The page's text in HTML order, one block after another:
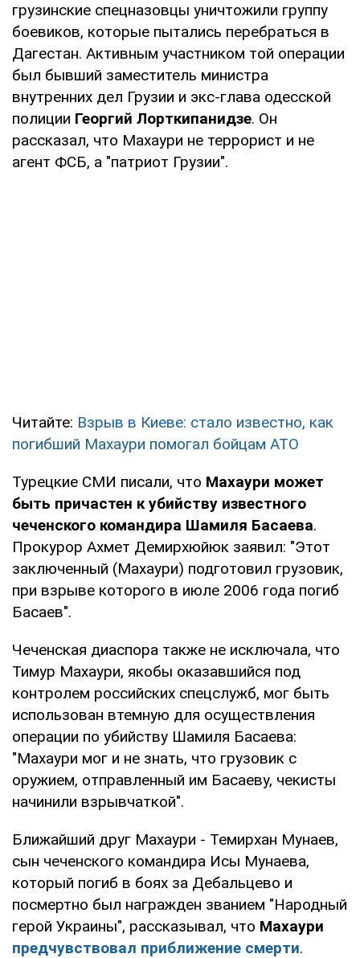
грузинские спецназовцы уничтожили группу
боевиков, которые пытались перебраться в
Дагестан. Активным участником той операции
был бывший заместитель министра
внутренних дел Грузии и экс-глава одесской
полиции Георгий Лорткипанидзе. Он
рассказал, что Махаури не террорист и не
агент ФСБ, а "патриот Грузии".
Читайте: Взрыв в Киеве: стало известно, как
погибший Махаури помогал бойцам АТО
Турецкие СМИ писали, что Махаури может
быть причастен к убийству известного
чеченского командира Шамиля Басаева.
Прокурор Ахмет Демирхюйюк заявил: "Этот
заключенный (Махаури) подготовил грузовик,
при взрыве которого в июле 2006 года погиб
Басаев".
Чеченская диаспора также не исключала, что
Тимур Махаури, якобы оказавшийся под
контролем российских спецслужб, мог быть
использован втемную для осуществления
операции по убийству Шамиля Басаева:
"Махаури мог и не знать, что грузовик с
оружием, отправленный им Басаеву, чекисты
начинили взрывчаткой".
Ближайший друг Махаури - Темирхан Мунаев,
сын чеченского командира Исы Мунаева,
который погиб в боях за Дебальцево и
посмертно был награжден званием "Народный
герой Украины", рассказывал, что Махаури
предчувствовал приближение смерти.